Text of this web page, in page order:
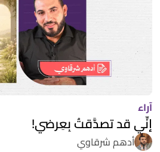
آراء
إنِّي قد تصدَّقتُ بِعِرضي!
أدهم شرقاوي